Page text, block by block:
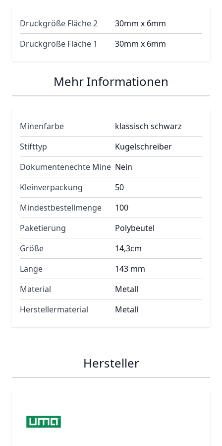
Druckgröße Fläche 2
30mm x 6mm
Druckgröße Fläche 1
30mm x 6mm
Mehr Informationen
Minenfarbe
klassisch schwarz
Stifttyp
Kugelschreiber
Dokumentenechte Mine Nein
Kleinverpackung
50
Mindestbestellmenge
100
Paketierung
Polybeutel
Größe
14,3cm
Länge
143 mm
Material
Metall
Herstellermaterial
Metall
Hersteller